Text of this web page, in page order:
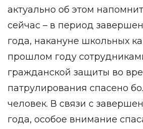
актуально об этом
сейчас – в период
года, накануне школьных
прошлом году
гражданской защиты во
патрулирования спасено
человек. В связи с
года, особое внимание